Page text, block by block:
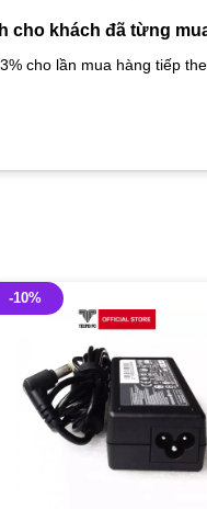
cho khách đã từng
cho lần mua hàng tiếp
-10%